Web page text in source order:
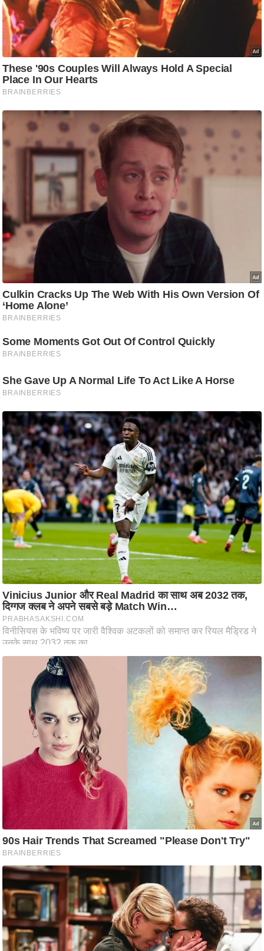
g
N
e
w
s
ला
फ
इ
जी
टी
फै
श
न
घ
रे
नु
प
र्य
ट
न
स्थ
ल
फि
ट
ने
स
मं
त्रा
रि
ले
श
न
वि
ण
स
म
सा
म
यि
क
मा
तृ